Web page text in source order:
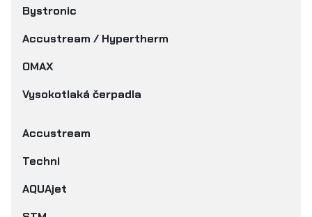
Bystronic
Accustream / Hypertherm
OMAX
Vysokotlaká čerpadla
Accustream
Techni
AQUAjet